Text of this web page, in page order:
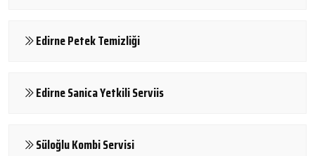
Edirne Petek Temizliği
Edirne Sanica Yetkili Serviis
Süloğlu Kombi Servisi